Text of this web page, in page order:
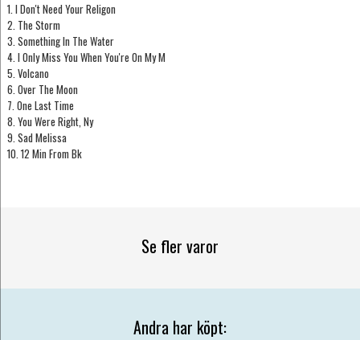
1. I Don't Need Your Religon
2. The Storm
3. Something In The Water
4. I Only Miss You When You're On My M
5. Volcano
6. Over The Moon
7. One Last Time
8. You Were Right, Ny
9. Sad Melissa
10. 12 Min From Bk
Se fler varor
Andra har köpt: